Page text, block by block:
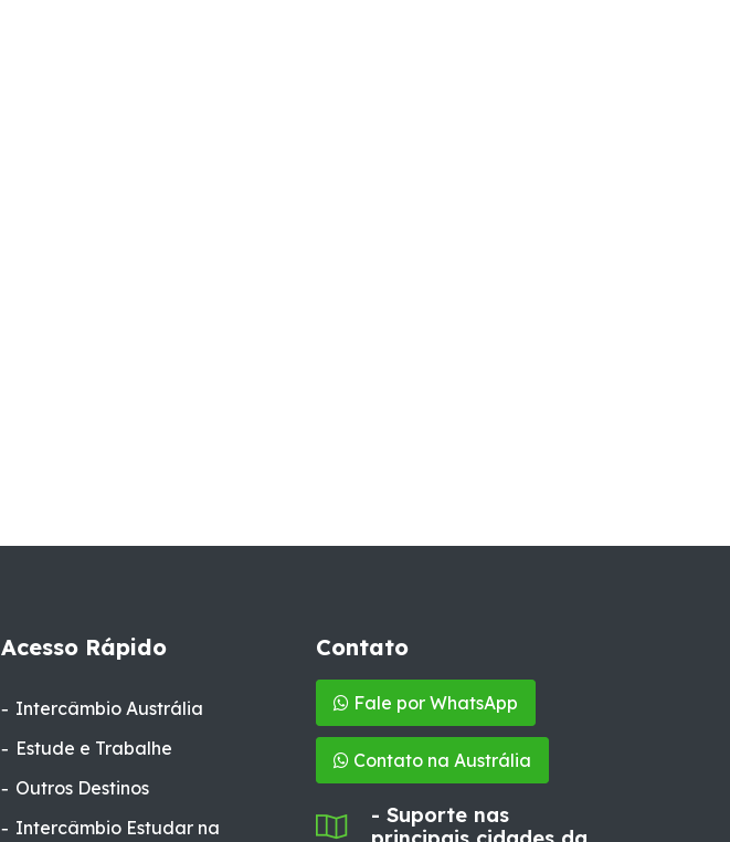
Acesso Rápido
Intercâmbio Austrália
Estude e Trabalhe
Outros Destinos
Intercâmbio Estudar na
Contato
Fale por WhatsApp
Contato na Austrália
- Suporte nas